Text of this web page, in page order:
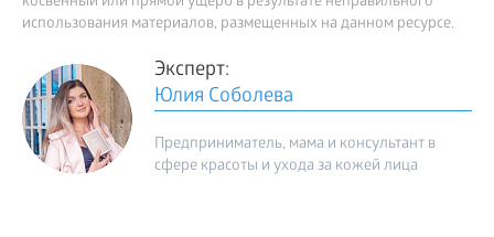
использования материалов, размещенных на данном ресурсе.
Эксперт:
Юлия Соболева
Предприниматель, мама и консультант в
сфере красоты и ухода за кожей лица